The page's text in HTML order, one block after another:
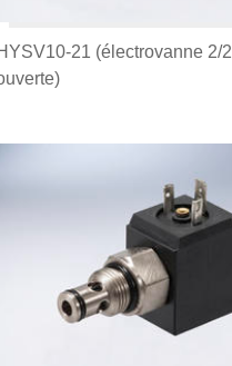
21 (électrovanne 2/